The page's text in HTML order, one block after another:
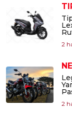
2
2